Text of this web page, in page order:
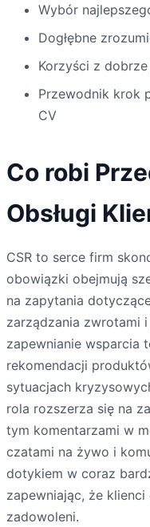
Wybór
Dogłębne
Korzyści z
Przewodnik krok
CV
Co robi
Obsługi
CSR to serce firm
obowiązki obejmują
na zapytania
zarządzania zwrotami
zapewnianie wsparcia
rekomendacji
sytuacjach
rola rozszerza się na
tym komentarzami w
czatami na żywo i
dotykiem w coraz
zapewniając, że klienci
zadowoleni.